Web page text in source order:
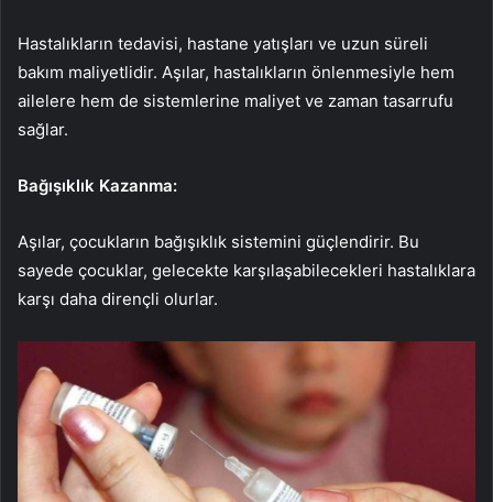
Hastalıkların tedavisi, hastane yatışları ve uzun süreli
bakım maliyetlidir. Aşılar, hastalıkların önlenmesiyle hem
ailelere hem de sistemlerine maliyet ve zaman tasarrufu
sağlar.
Bağışıklık Kazanma:
Aşılar, çocukların bağışıklık sistemini güçlendirir. Bu
sayede çocuklar, gelecekte karşılaşabilecekleri hastalıklara
karşı daha dirençli olurlar.